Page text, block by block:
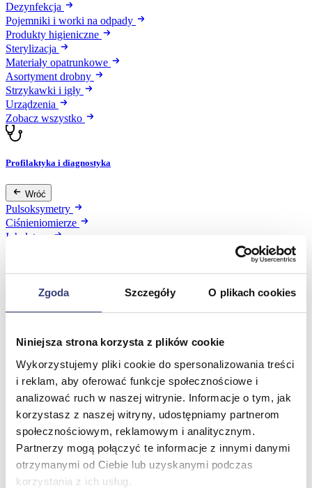
Zgoda Szczegóły O plikach cookies
Niniejsza strona korzysta z plików cookie
Wykorzystujemy pliki cookie do spersonalizowania treści
i reklam, aby oferować funkcje społecznościowe i
analizować ruch w naszej witrynie. Informacje o tym, jak
korzystasz z naszej witryny, udostępniamy partnerom
społecznościowym, reklamowym i analitycznym.
Partnerzy mogą połączyć te informacje z innymi danymi
otrzymanymi od Ciebie lub uzyskanymi podczas
korzystania z ich usług.
Dezynfekcja
Pojemniki i worki na odpady
Produkty higieniczne
Sterylizacja
Materiały opatrunkowe
Asortyment drobny
Strzykawki i igły
Urządzenia
Zobacz wszystko
Profilaktyka i diagnostyka
Wróć
Pulsoksymetry
Ciśnieniomierze
Inhalatory
Termometry
Meble medyczne
Wróć
Kozetki
Pielęgnacja mebli
Taborety i krzesła
Stoły
Parawany
Fotele
Zobacz wszystko